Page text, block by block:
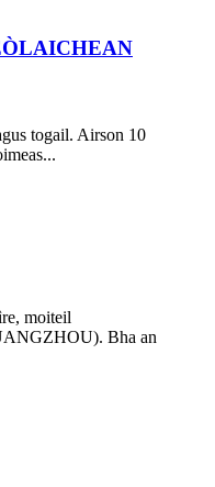
togail. Airson 10
moiteil
Bha an